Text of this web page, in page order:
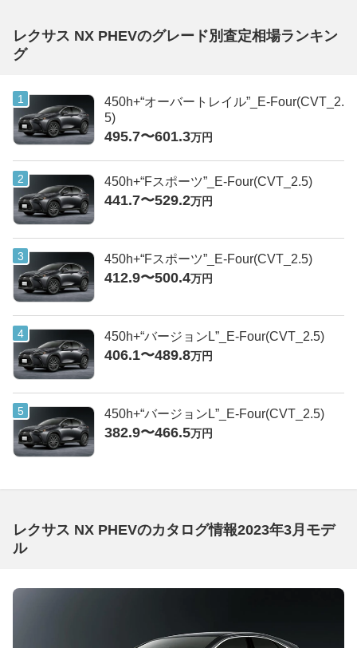
レクサス NX PHEVのグレード別査定相場ランキン
グ
450h+“オーバートレイル”_E-Four(CVT_2.
5)
495.7〜601.3万円
450h+“Fスポーツ”_E-Four(CVT_2.5)
441.7〜529.2万円
450h+“Fスポーツ”_E-Four(CVT_2.5)
412.9〜500.4万円
450h+“バージョンL”_E-Four(CVT_2.5)
406.1〜489.8万円
450h+“バージョンL”_E-Four(CVT_2.5)
382.9〜466.5万円
レクサス NX PHEVのカタログ情報2023年3月モデ
ル